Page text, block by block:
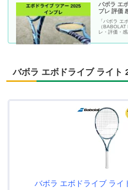
バボラ エ
プレ 評価
「バボラ エ
（
レ・評価・
バボラ エボドライブ ライト
バボラ エボドライブ ライ